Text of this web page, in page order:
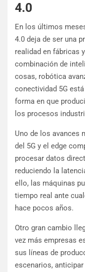
4.0
En los últimos
4.0 deja de ser una
realidad en fábricas
combinación de
cosas, robótica
conectividad 5G
forma en que
los procesos
Uno de los avances
del 5G y el edge
procesar datos
reduciendo la
ello, las máquinas
tiempo real ante
hace pocos años.
Otro gran cambio
vez más empresas
sus líneas de
escenarios,